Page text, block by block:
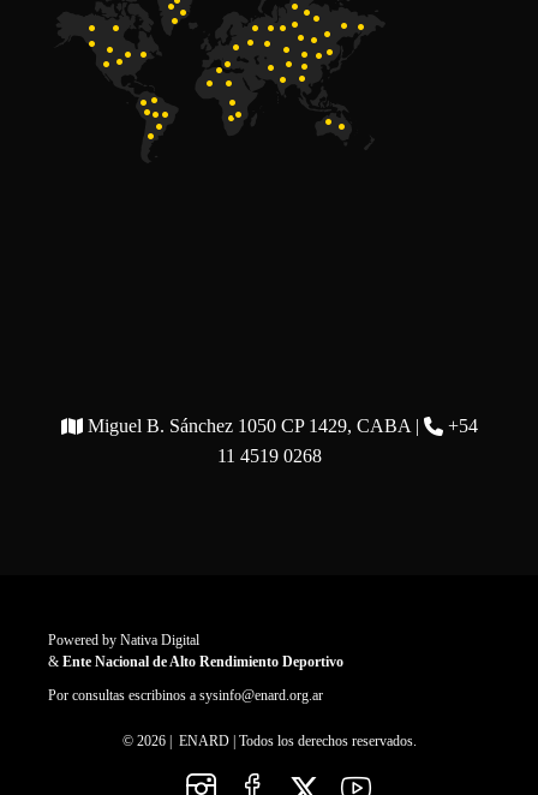
Miguel B. Sánchez 1050 CP 1429, CABA |
+54
11 4519 0268
Powered by Nativa Digital
& Ente Nacional de Alto Rendimiento Deportivo
Por consultas escribinos a sysinfo@enard.org.ar
© 2026 | ENARD | Todos los derechos reservados.